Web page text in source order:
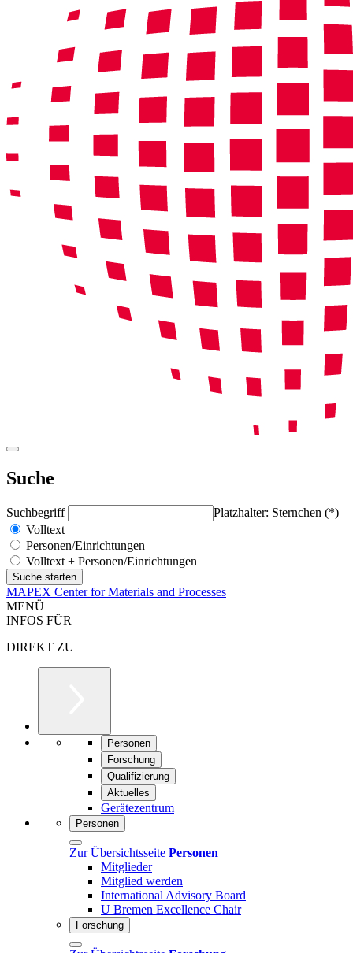
Suche
Suchbegriff
Platzhalter: Sternchen (*)
Volltext
Personen/Einrichtungen
Volltext + Personen/Einrichtungen
MAPEX Center for Materials and Processes
MENÜ
INFOS FÜR
DIREKT ZU
Personen
Forschung
Qualifizierung
Aktuelles
Gerätezentrum
Personen
Zur Übersichtsseite Personen
Mitglieder
Mitglied werden
International Advisory Board
U Bremen Excellence Chair
Forschung